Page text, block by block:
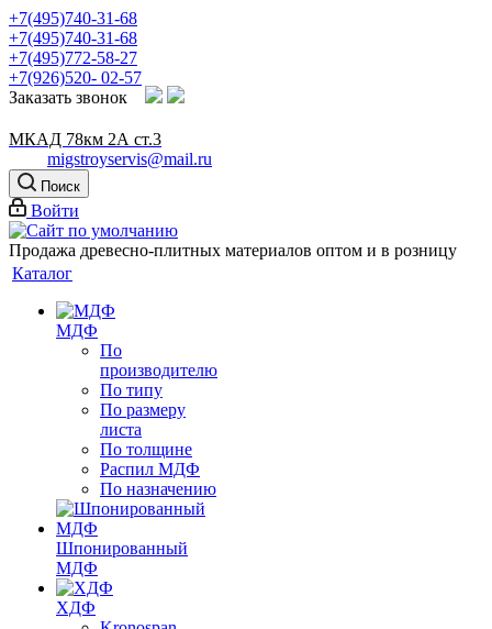
+7(495)740-31-68
+7(495)740-31-68
+7(495)772-58-27
+7(926)520- 02-57
Заказать звонок
МКАД 78км 2А ст.3
migstroyservis@mail.ru
Поиск
Войти
Продажа древесно-плитных материалов оптом и в розницу
Каталог
МДФ
По
производителю
По типу
По размеру
листа
По толщине
Распил МДФ
По назначению
Шпонированный
МДФ
ХДФ